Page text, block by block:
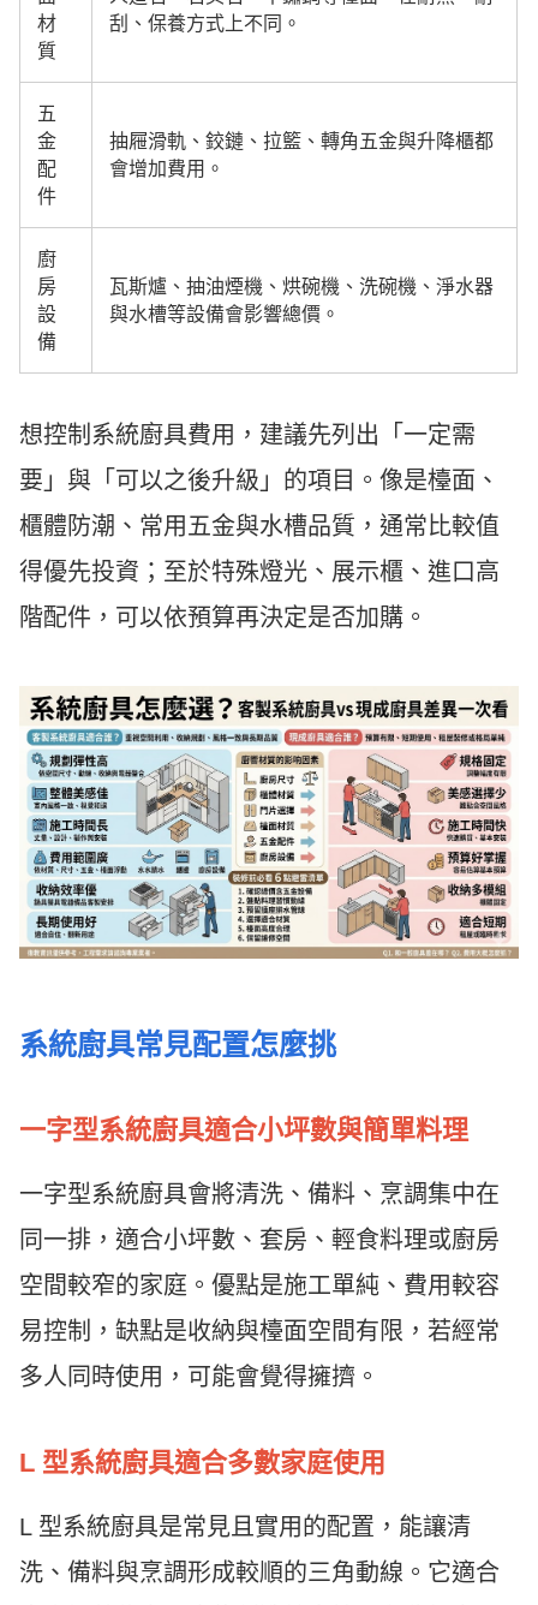
材
質
刮、保養方式上不同。
五
金
配
件
抽屜滑軌、鉸鏈、拉籃、轉角五金與升降櫃都
會增加費用。
廚
房
設
備
瓦斯爐、抽油煙機、烘碗機、洗碗機、淨水器
與水槽等設備會影響總價。
想控制系統廚具費用，建議先列出「一定需
要」與「可以之後升級」的項目。像是檯面、
櫃體防潮、常用五金與水槽品質，通常比較值
得優先投資；至於特殊燈光、展示櫃、進口高
階配件，可以依預算再決定是否加購。
系統廚具常見配置怎麼挑
一字型系統廚具適合小坪數與簡單料理
一字型系統廚具會將清洗、備料、烹調集中在
同一排，適合小坪數、套房、輕食料理或廚房
空間較窄的家庭。優點是施工單純、費用較容
易控制，缺點是收納與檯面空間有限，若經常
多人同時使用，可能會覺得擁擠。
L 型系統廚具適合多數家庭使用
L 型系統廚具是常見且實用的配置，能讓清
洗、備料與烹調形成較順的三角動線。它適合